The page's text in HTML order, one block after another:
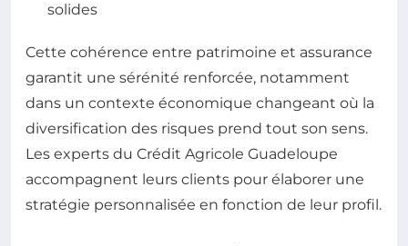
solides
Cette cohérence entre patrimoine et assurance
garantit une sérénité renforcée, notamment
dans un contexte économique changeant où la
diversification des risques prend tout son sens.
Les experts du Crédit Agricole Guadeloupe
accompagnent leurs clients pour élaborer une
stratégie personnalisée en fonction de leur profil.